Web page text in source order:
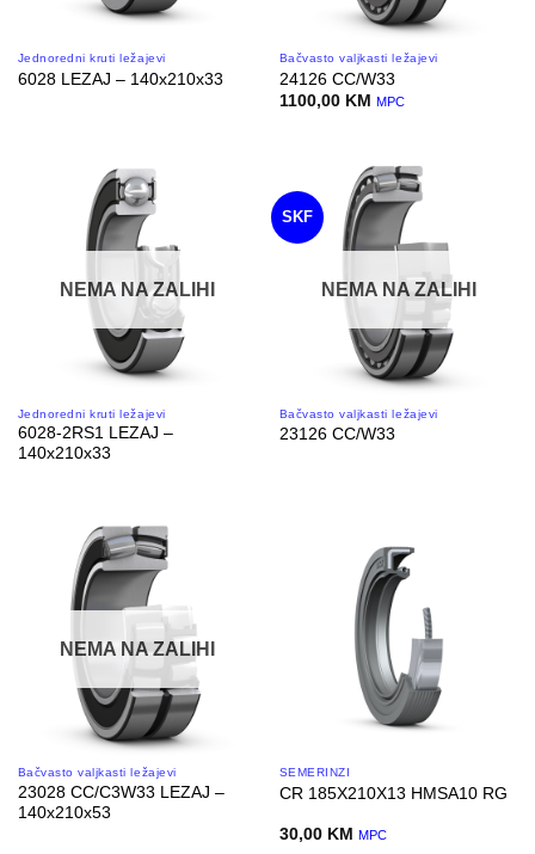
Jednoredni kruti ležajevi
6028 LEZAJ – 140x210x33
Bačvasto valjkasti ležajevi
24126 CC/W33
1100,00 KM MPC
NEMA NA ZALIHI
Jednoredni kruti ležajevi
6028-2RS1 LEZAJ –
140x210x33
SKF
NEMA NA ZALIHI
Bačvasto valjkasti ležajevi
23126 CC/W33
NEMA NA ZALIHI
Bačvasto valjkasti ležajevi
23028 CC/C3W33 LEZAJ –
140x210x53
SEMERINZI
CR 185X210X13 HMSA10 RG
30,00 KM MPC